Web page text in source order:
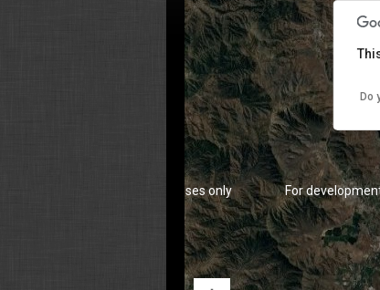
For
For development purposes only
Do